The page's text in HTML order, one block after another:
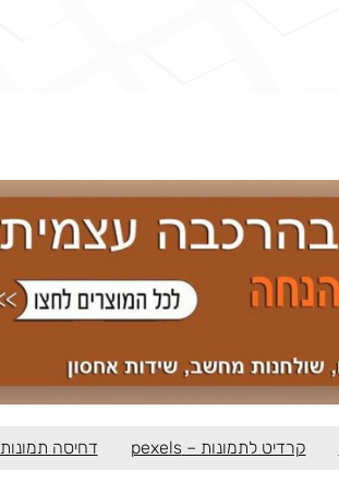
קרדיט לתמונות – pexels דחיסה תמונות